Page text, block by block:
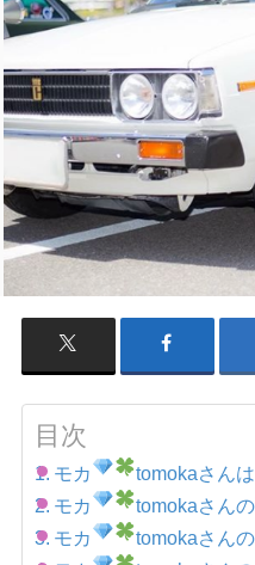
目次
モカ
tomokaさん
モカ
tomokaさん
モカ
tomokaさん